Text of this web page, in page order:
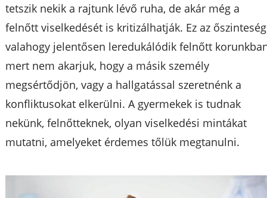
tetszik nekik a rajtunk lévő ruha, de akár még a
felnőtt viselkedését is kritizálhatják. Ez az őszinteség
valahogy jelentősen leredukálódik felnőtt
mert nem akarjuk, hogy a másik személy
megsértődjön, vagy a hallgatással szeretnénk a
konfliktusokat elkerülni. A gyermekek is tudnak
nekünk, felnőtteknek, olyan viselkedési mintákat
mutatni, amelyeket érdemes tőlük megtanulni.